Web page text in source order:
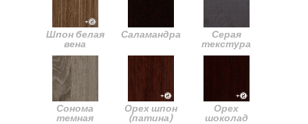
Шпон белая
вена
Саламандра
Серая
текстура
Сонома
темная
Орех шпон
(патина)
Орех
шоколад